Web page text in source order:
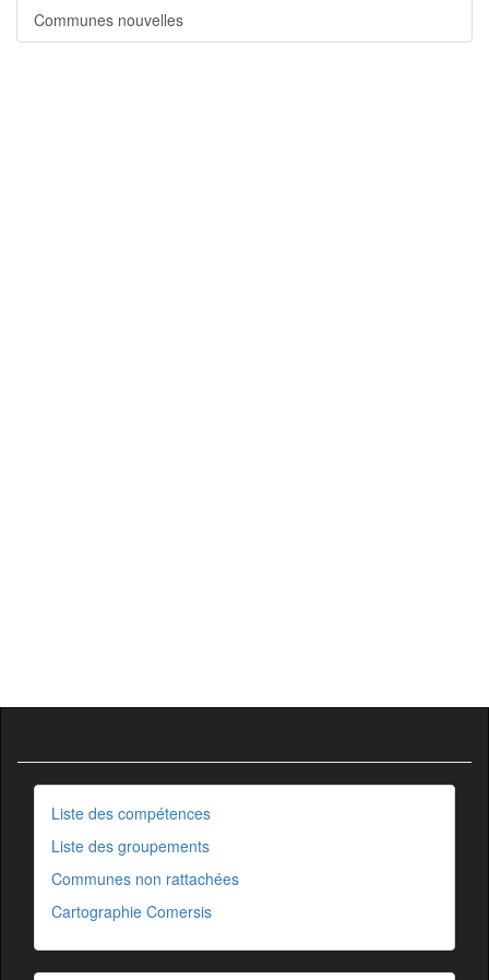
Communes nouvelles
Liste des compétences
Liste des groupements
Communes non rattachées
Cartographie Comersis